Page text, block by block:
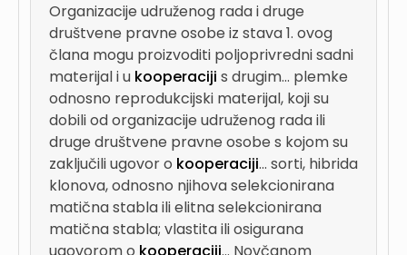
Organizacije udruženog rada i druge
društvene pravne osobe iz stava 1. ovog
člana mogu proizvoditi poljoprivredni sadni
materijal i u kooperaciji s drugim... plemke
odnosno reprodukcijski materijal, koji su
dobili od organizacije udruženog rada ili
druge društvene pravne osobe s kojom su
zaključili ugovor o kooperaciji... sorti, hibrida
klonova, odnosno njihova selekcionirana
matična stabla ili elitna selekcionirana
matična stabla; vlastita ili osigurana